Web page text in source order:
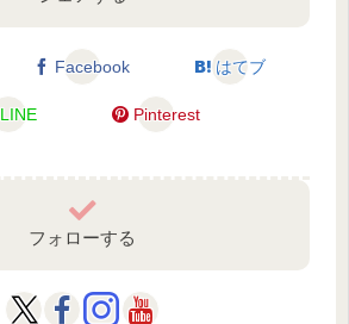
Facebook はてブ
LINE Pinterest
フォローする